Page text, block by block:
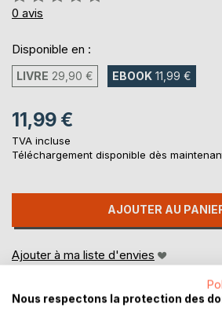
0%
0 avis
Disponible en :
LIVRE 29,90 € EBOOK 11,99 €
11,99 €
TVA incluse
Téléchargement disponible dès
AJOUTER AU
Ajouter à ma liste d'envies
Nous respectons la protection des